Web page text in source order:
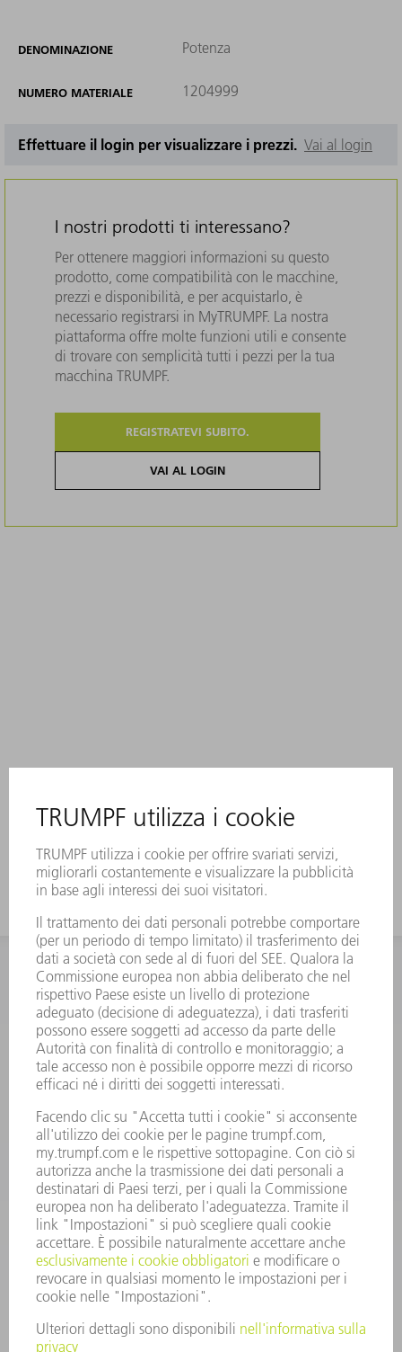
DENOMINAZIONE Potenza
NUMERO MATERIALE 1204999
Effettuare il login per visualizzare i prezzi. Vai al login
I nostri prodotti ti interessano?
Per ottenere maggiori informazioni su questo
prodotto, come compatibilità con le macchine,
prezzi e disponibilità, e per acquistarlo, è
necessario registrarsi in MyTRUMPF. La nostra
piattaforma offre molte funzioni utili e consente
di trovare con semplicità tutti i pezzi per la tua
macchina TRUMPF.
REGISTRATEVI SUBITO.
VAI AL LOGIN
INFORMAZIONE
Domande frequenti
Condizioni generali di contratto
CONTATTO
RICAMBI TRUMPF ITALIA
lunedì a venerdì: 08:30 – 18:00
ricambi@trumpf.com
CONTATTO
UTENSILI TRUMPF ITALIA
+39 02 48489482
lunedì a venerdì: 08:00 – 18:00
utensili@trumpf.com